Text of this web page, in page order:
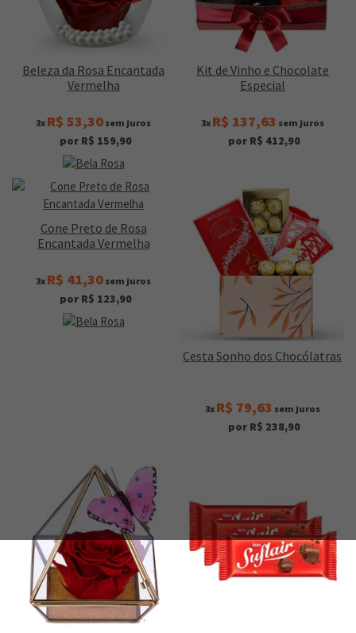
Beleza da Rosa Encantada
Vermelha
3x R$ 53,30 sem juros
por R$ 159,90
Kit de Vinho e Chocolate
Especial
3x R$ 137,63 sem juros
por R$ 412,90
Cone Preto de Rosa
Encantada Vermelha
3x R$ 41,30 sem juros
por R$ 123,90
Cesta Sonho dos Chocólatras
3x R$ 79,63 sem juros
por R$ 238,90